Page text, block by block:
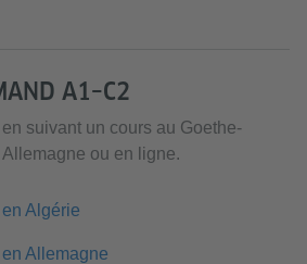
A1–C2
suivant un cours au Goethe-
Allemagne ou en ligne.
Algérie
Allemagne